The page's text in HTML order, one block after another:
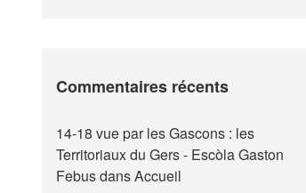
Commentaires récents
14-18 vue par les Gascons : les
Territoriaux du Gers - Escòla Gaston
FebusdansAccueil